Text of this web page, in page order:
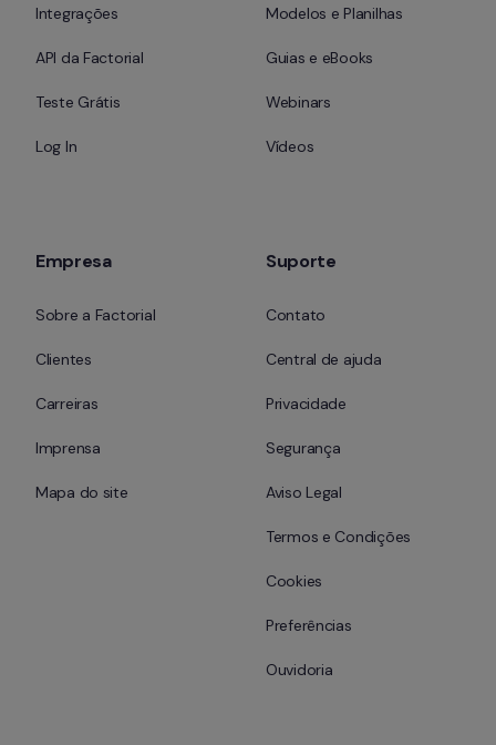
Integrações
API da Factorial
Teste Grátis
Log In
Modelos e Planilhas
Guias e eBooks
Webinars
Vídeos
Empresa
Sobre a Factorial
Clientes
Carreiras
Imprensa
Mapa do site
Suporte
Contato
Central de ajuda
Privacidade
Segurança
Aviso Legal
Termos e Condições
Cookies
Preferências
Ouvidoria